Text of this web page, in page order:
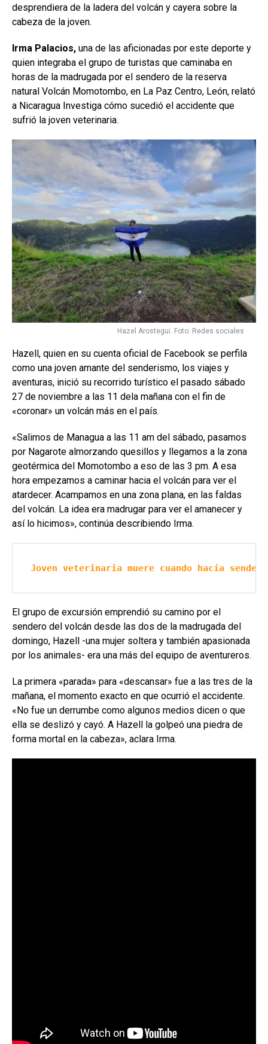
desprendiera de la ladera del volcán y cayera sobre la
cabeza de la joven.
Irma Palacios, una de las aficionadas por este deporte y
quien integraba el grupo de turistas que caminaba en
horas de la madrugada por el sendero de la reserva
natural Volcán Momotombo, en La Paz Centro, León, relató
a Nicaragua Investiga cómo sucedió el accidente que
sufrió la joven veterinaria.
Hazel Arostegui. Foto: Redes sociales
Hazell, quien en su cuenta oficial de Facebook se perfila
como una joven amante del senderismo, los viajes y
aventuras, inició su recorrido turístico el pasado sábado
27 de noviembre a las 11 dela mañana con el fin de
«coronar» un volcán más en el país.
«Salimos de Managua a las 11 am del sábado, pasamos
por Nagarote almorzando quesillos y llegamos a la zona
geotérmica del Momotombo a eso de las 3 pm. A esa
hora empezamos a caminar hacia el volcán para ver el
atardecer. Acampamos en una zona plana, en las faldas
del volcán. La idea era madrugar para ver el amanecer y
así lo hicimos», continúa describiendo Irma.
Joven veterinaria muere cuando hacía
El grupo de excursión emprendió su camino por el
sendero del volcán desde las dos de la madrugada del
domingo, Hazell -una mujer soltera y también apasionada
por los animales- era una más del equipo de aventureros.
La primera «parada» para «descansar» fue a las tres de la
mañana, el momento exacto en que ocurrió el accidente.
«No fue un derrumbe como algunos medios dicen o que
ella se deslizó y cayó. A Hazell la golpeó una piedra de
forma mortal en la cabeza», aclara Irma.